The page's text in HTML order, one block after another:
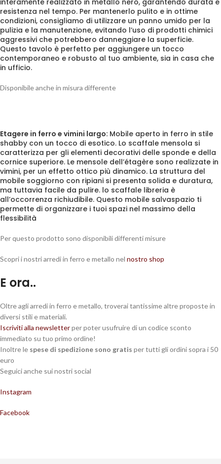
interamente realizzato in metallo nero, garantendo durata e
resistenza nel tempo. Per mantenerlo pulito e in ottime
condizioni, consigliamo di utilizzare un panno umido per la
pulizia e la manutenzione, evitando l’uso di prodotti chimici
aggressivi che potrebbero danneggiare la superficie.
Questo tavolo è perfetto per aggiungere un tocco
contemporaneo e robusto al tuo ambiente, sia in casa che
in ufficio.
Disponibile anche in misura differente
Etagere in ferro e vimini largo: Mobile aperto in ferro in stile
shabby con un tocco di esotico. Lo scaffale mensola si
caratterizza per gli elementi decorativi delle sponde e della
cornice superiore. Le mensole dell’étagère sono realizzate in
vimini, per un effetto ottico più dinamico. La struttura del
mobile soggiorno con ripiani si presenta solida e duratura,
ma tuttavia facile da pulire. lo scaffale libreria è
all’occorrenza richiudibile. Questo mobile salvaspazio ti
permette di organizzare i tuoi spazi nel massimo della
flessibilità
Per questo prodotto sono disponibili differenti misure
Scopri i nostri arredi in ferro e metallo nel nostro shop
E ora..
Oltre agli arredi in ferro e metallo, troverai tantissime altre proposte in
diversi stili e materiali.
Iscriviti alla newsletterper poter usufruire di un codice sconto
immediato su tuo primo ordine!
Inoltre le spese di spedizione sono gratis per tutti gli ordini sopra i 50
euro
Seguici anche sui nostri social
Instagram
Facebook